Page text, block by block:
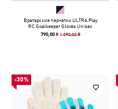
Вратарские перчатки ULTRA Play
RC Goalkeeper Gloves Unisex
790,00 ₴ 1 090,00 ₴
-30%